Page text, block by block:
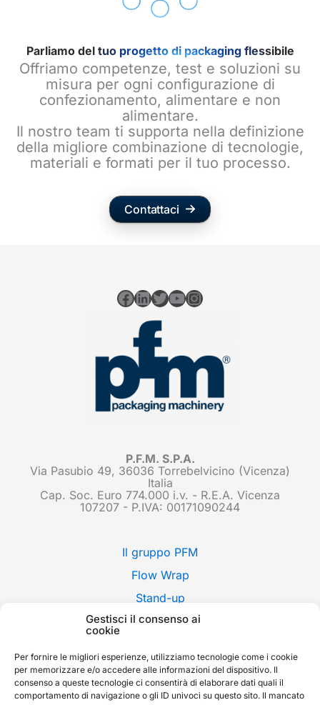
Gestisci il consenso ai
cookie
Per fornire le migliori esperienze, utilizziamo tecnologie come i cookie
per memorizzare e/o accedere alle informazioni del dispositivo. Il
consenso a queste tecnologie ci consentirà di elaborare dati quali il
comportamento di navigazione o gli ID univoci su questo sito. Il mancato
Parliamo del tuo progetto di packaging flessibile
Offriamo competenze, test e soluzioni su
misura per ogni configurazione di
confezionamento, alimentare e non
alimentare.
Il nostro team ti supporta nella definizione
della migliore combinazione di tecnologie,
materiali e formati per il tuo processo.
Contattaci
Facebook
LinkedIn
Twitter
YouTube
Instagram
P.F.M. S.P.A.
Via Pasubio 49, 36036 Torrebelvicino (Vicenza)
Italia
Cap. Soc. Euro 774.000 i.v. - R.E.A. Vicenza
107207 - P.IVA: 00171090244
Il gruppo PFM
Flow Wrap
Stand-up
Applicazioni
Fiere
News